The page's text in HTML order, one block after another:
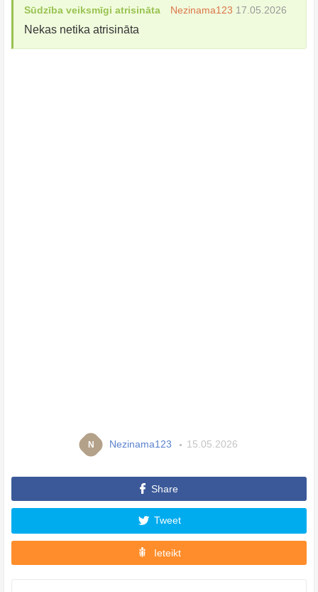
Sūdzība veiksmīgi atrisināta Nezinama123 17.05.2026
Nekas netika atrisināta
N Nezinama123 15.05.2026
Share
Tweet
Ieteikt